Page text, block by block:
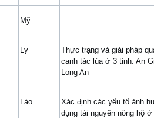
Mỹ
Ly
Thực trạng và giải pháp
canh tác lúa ở 3 tỉnh: An
Long An
Lào
Xác định các yếu tố ảnh
dụng tài nguyên nông hộ